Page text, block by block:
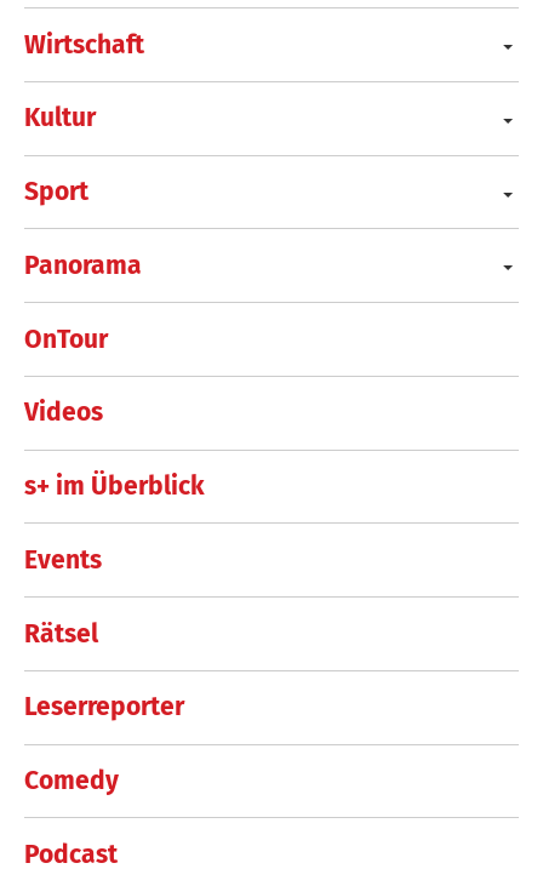
Wirtschaft
Kultur
Sport
Panorama
OnTour
Videos
s+ im Überblick
Events
Rätsel
Leserreporter
Comedy
Podcast